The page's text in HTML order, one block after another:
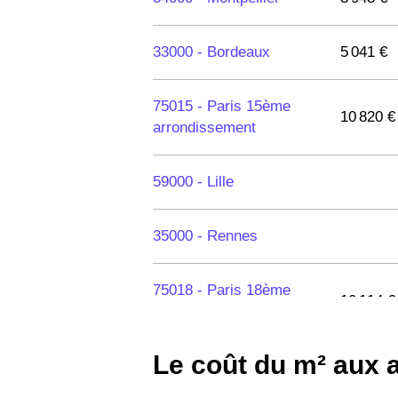
33000 - Bordeaux 5 041 €
75015 - Paris 15ème
arrondissement
10 820 €
59000 - Lille
35000 - Rennes
75018 - Paris 18ème
10 114 €
75020 -Paris 20ème
9 623 €
Le coût du m² aux